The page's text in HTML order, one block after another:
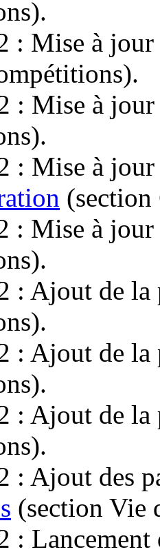
: Mise à
: Mise à
: Mise à
: Mise à
: Ajout de la
: Ajout de la
: Ajout de la
: Ajout des
(section Vie
: Lancement